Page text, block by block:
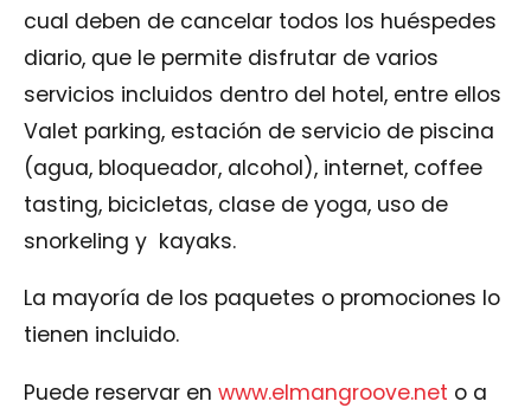
cual deben de cancelar todos los huéspedes
diario, que le permite disfrutar de varios
servicios incluidos dentro del hotel, entre ellos
Valet parking, estación de servicio de piscina
(agua, bloqueador, alcohol), internet, coffee
tasting, bicicletas, clase de yoga, uso de
snorkeling y kayaks.
La mayoría de los paquetes o promociones lo
tienen incluido.
Puede reservar en www.elmangroove.net o a